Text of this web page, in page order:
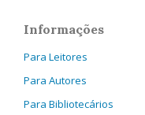
Informações
Para Leitores
Para Autores
Para Bibliotecários